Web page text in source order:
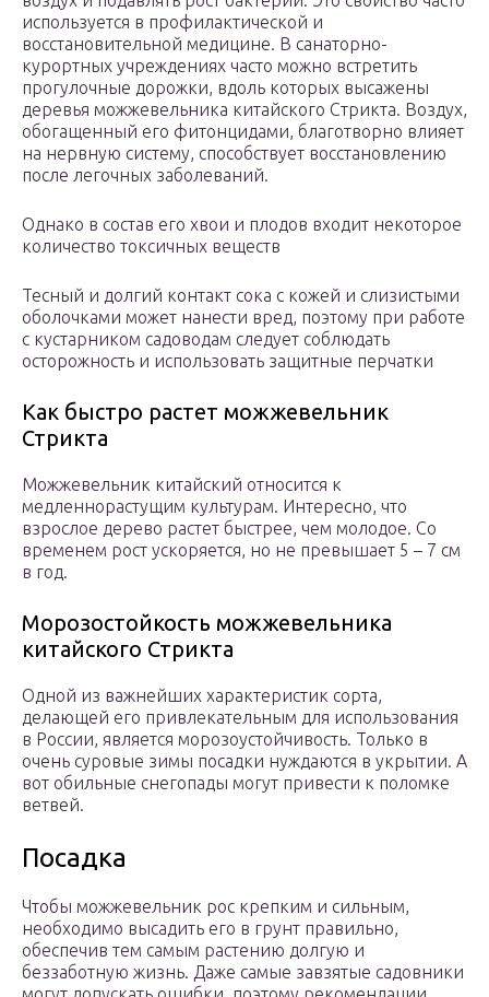
используется в профилактической и
восстановительной медицине. В санаторно-
курортных учреждениях часто можно встретить
прогулочные дорожки, вдоль которых высажены
деревья можжевельника китайского Стрикта. Воздух,
обогащенный его фитонцидами, благотворно влияет
на нервную систему, способствует восстановлению
после легочных заболеваний.
Однако в состав его хвои и плодов входит некоторое
количество токсичных веществ
Тесный и долгий контакт сока с кожей и слизистыми
оболочками может нанести вред, поэтому при работе
с кустарником садоводам следует соблюдать
осторожность и использовать защитные перчатки
Как быстро растет можжевельник
Стрикта
Можжевельник китайский относится к
медленнорастущим культурам. Интересно, что
взрослое дерево растет быстрее, чем молодое. Со
временем рост ускоряется, но не превышает 5 – 7 см
в год.
Морозостойкость можжевельника
китайского Стрикта
Одной из важнейших характеристик сорта,
делающей его привлекательным для использования
в России, является морозоустойчивость. Только в
очень суровые зимы посадки нуждаются в укрытии. А
вот обильные снегопады могут привести к поломке
ветвей.
Посадка
Чтобы можжевельник рос крепким и сильным,
необходимо высадить его в грунт правильно,
обеспечив тем самым растению долгую и
беззаботную жизнь. Даже самые завзятые садовники